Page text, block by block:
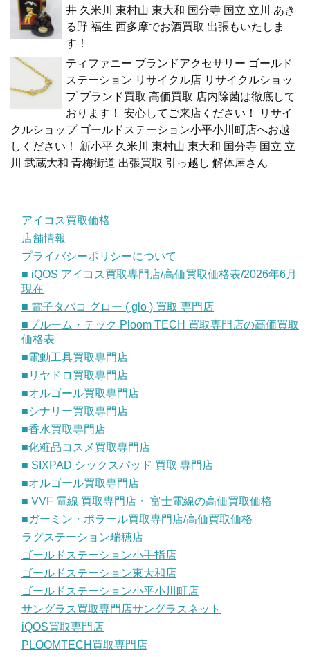
井 久米川 東村山 東大和 国分寺 国立 立川 あき
る野 福生 西多摩でお酒買取 出張もいたしま
す！
ティファニー ブランドアクセサリー ゴールド
ステーション リサイクル店 リサイクルショッ
プ ブランド買取 高価買取 店内除菌は徹底して
おります！ 安心してご来店ください！ リサイ
クルショップ ゴールドステーション小平小川町店へお越
しください！ 新小平 久米川 東村山 東大和 国分寺 国立 立
川 武蔵大和 青梅街道 出張買取 引っ越し 解体屋さん
アイコス買取価格
店舗情報
プライバシーポリシーについて
■ iQOS アイコス買取専門店/高価買取価格表/2026年6月
現在
■ 電子タバコ グロー ( glo ) 買取 専門店
■プルーム・テック Ploom TECH 買取専門店の高価買取
価格表
■電動工具買取専門店
■リヤドロ買取専門店
■オルゴール買取専門店
■シナリー買取専門店
■香水買取専門店
■化粧品コスメ買取専門店
■ SIXPAD シックスパッド 買取 専門店
■オルゴール買取専門店
■ VVF 電線 買取専門店・ 富士電線の高価買取価格
■ガーミン・ポラール買取専門店/高価買取価格
ラグステーション瑞穂店
ゴールドステーション小手指店
ゴールドステーション東大和店
ゴールドステーション小平小川町店
サングラス買取専門店サングラスネット
iQOS買取専門店
PLOOMTECH買取専門店